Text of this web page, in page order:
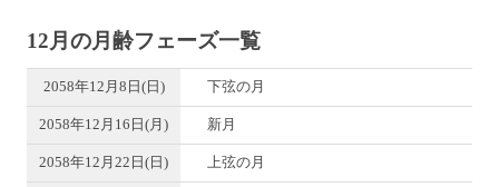
12月の月齢フェーズ一覧
2058年12月8日(日) 下弦の月
2058年12月16日(月) 新月
2058年12月22日(日) 上弦の月